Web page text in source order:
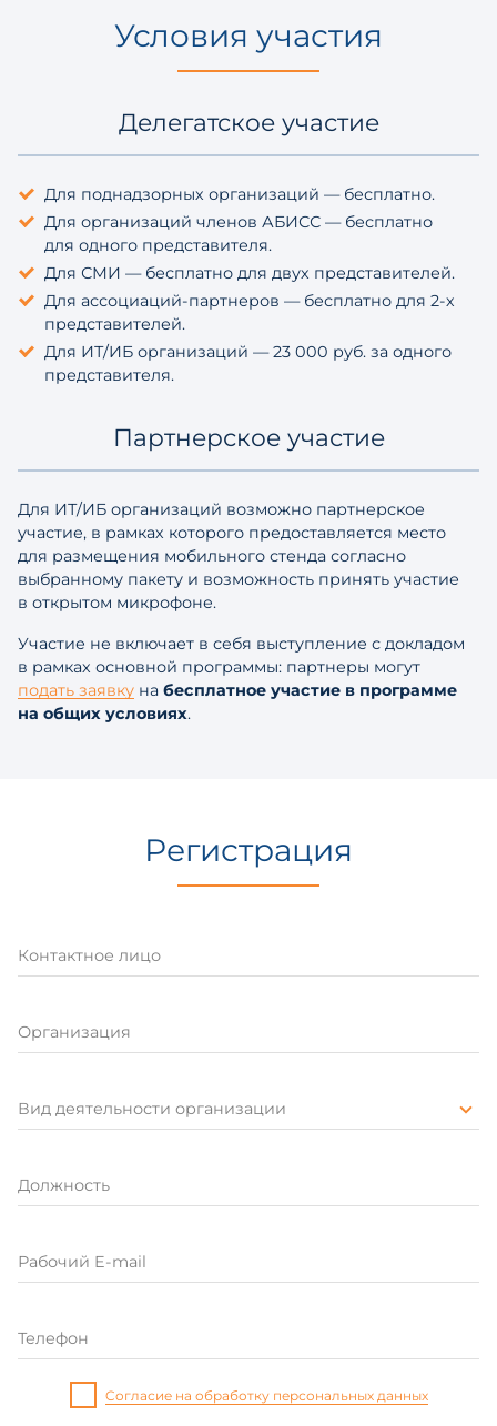
Условия участия
Делегатское участие
Для поднадзорных организаций — бесплатно.
Для организаций членов АБИСС — бесплатно
для одного представителя.
Для СМИ — бесплатно для двух представителей.
Для ассоциаций-партнеров — бесплатно для 2-х
представителей.
Для ИТ/ИБ организаций — 23 000 руб. за одного
представителя.
Партнерское участие
Для ИТ/ИБ организаций возможно партнерское
участие, в рамках которого предоставляется место
для размещения мобильного стенда согласно
выбранному пакету и возможность принять участие
в открытом микрофоне.
Участие не включает в себя выступление с докладом
в рамках основной программы: партнеры могут
подать заявку на бесплатное участие в программе
на общих условиях.
Регистрация
Контактное лицо
Организация
Вид деятельности организации
Должность
Рабочий E-mail
Телефон
Cогласие на обработку персональных данных